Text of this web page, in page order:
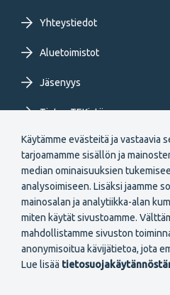
Käytämme evästeitä ja vastaavia
tarjoamamme sisällön ja
median ominaisuuksien
analysoimiseen. Lisäksi jaamme
mainosalan ja analytiikka-alan
miten käytät sivustoamme.
mahdollistamme sivuston
anonymisoitua kävijätietoa, jota
Lue lisää
Yhteystiedot
Aluetoimistot
Jäsenyys
Tietoa TEKistä
Extranet
Liity